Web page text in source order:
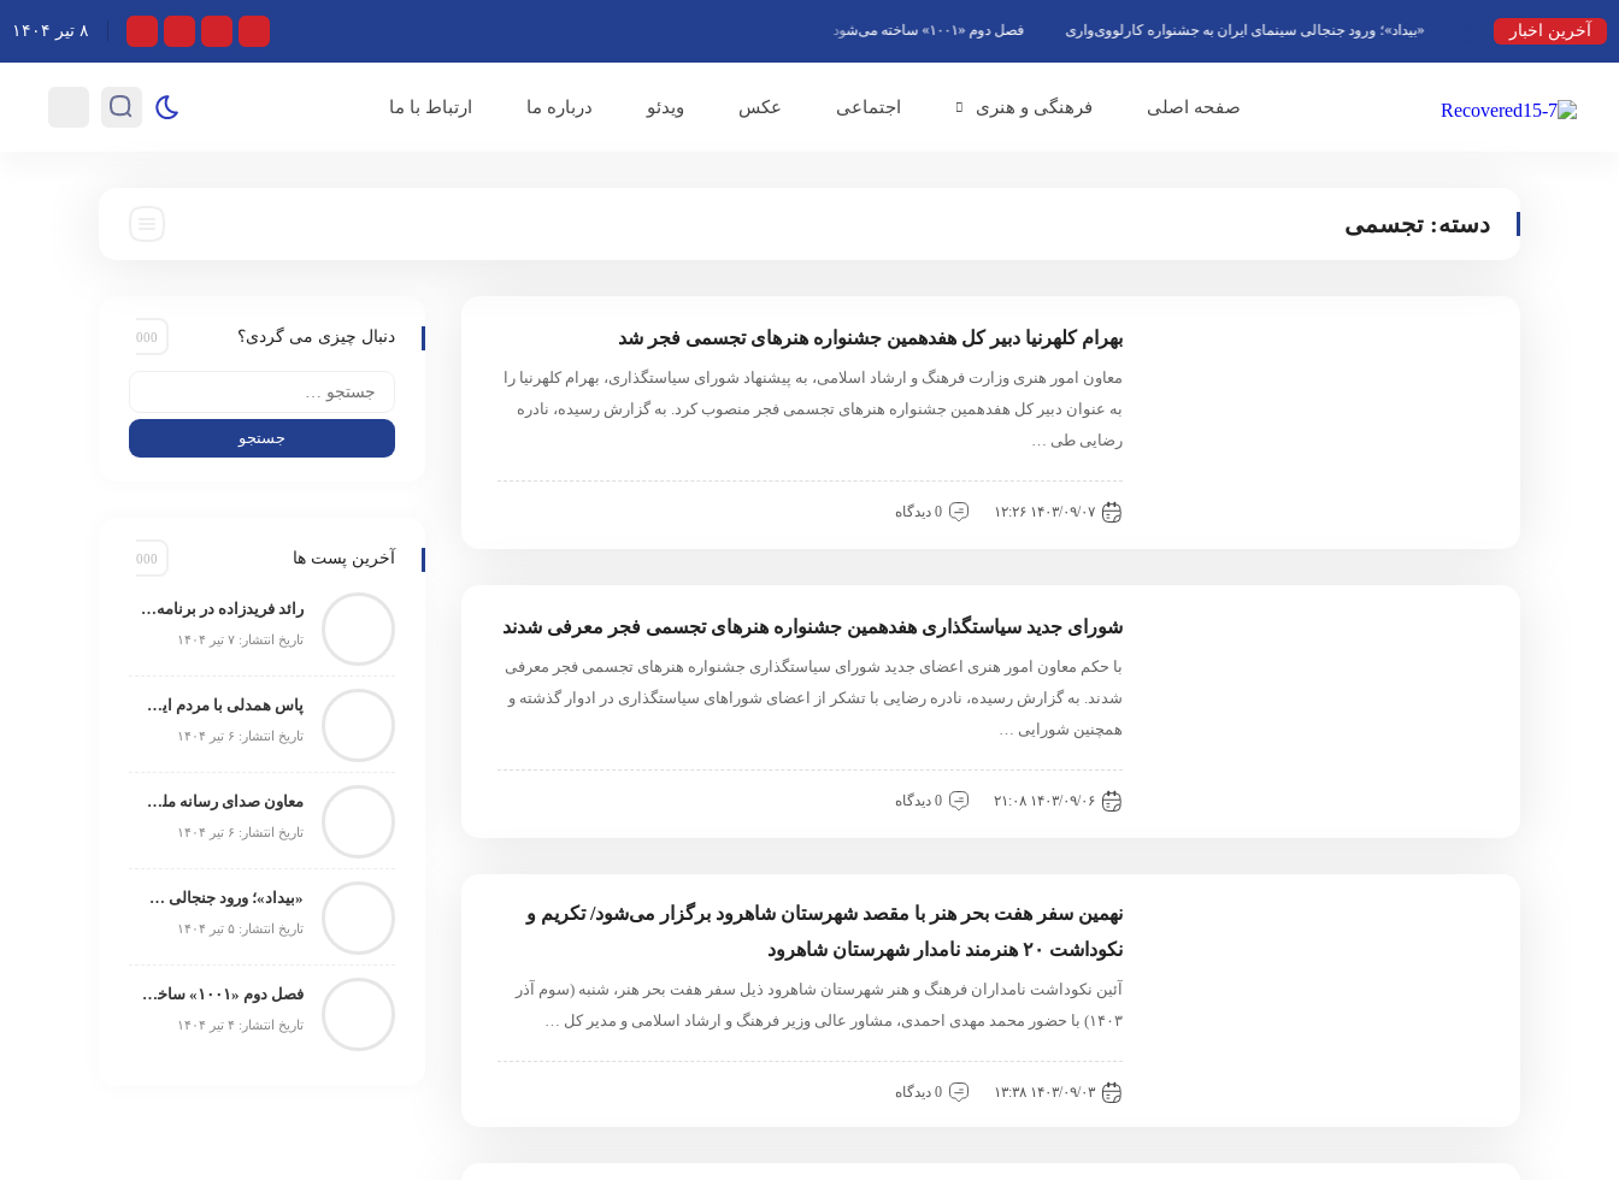
آخرین اخبار «بیداد»؛ ورود جنجالی سینمای ایران به جشنواره کارلووی‌واری فصل دوم «۱۰۰۱» ساخته می‌شود ۸ تیر ۱۴۰۴
صفحه اصلی فرهنگی و هنری اجتماعی عکس ویدئو درباره ما ارتباط با ما
دسته: تجسمی
بهرام کلهرنیا دبیر کل هفدهمین جشنواره هنرهای تجسمی فجر شد
معاون امور هنری وزارت فرهنگ و ارشاد اسلامی، به پیشنهاد شورای سیاستگذاری، بهرام کلهرنیا را
به عنوان دبیر کل هفدهمین جشنواره هنرهای تجسمی فجر منصوب کرد. به گزارش رسیده، نادره
رضایی طی …
۱۴۰۳/۰۹/۰۷ ۱۲:۲۶ 0 دیدگاه
شورای جدید سیاستگذاری هفدهمین جشنواره هنرهای تجسمی فجر معرفی شدند
با حکم معاون امور هنری اعضای جدید شورای سیاستگذاری جشنواره هنرهای تجسمی فجر معرفی
شدند. به گزارش رسیده، نادره رضایی با تشکر از اعضای شوراهای سیاستگذاری در ادوار گذشته و
همچنین شورایی …
۱۴۰۳/۰۹/۰۶ ۲۱:۰۸ 0 دیدگاه
نهمین سفر هفت بحر هنر با مقصد شهرستان شاهرود برگزار می‌شود/ تکریم و
نکوداشت ۲۰ هنرمند نامدار شهرستان شاهرود
آئين نکوداشت نامداران فرهنگ و هنر شهرستان شاهرود ذيل سفر هفت بحر هنر، شنبه (سوم آذر
۱۴۰۳) با حضور محمد مهدی احمدی، مشاور عالی وزير فرهنگ و ارشاد اسلامی و مدير کل …
۱۴۰۳/۰۹/۰۳ ۱۳:۳۸ 0 دیدگاه
دنبال چیزی می گردی؟
آخرین پست ها
رائد فریدزاده در برنامه «هفت» مطرح کرد: هر کسی که برای ایران فیلم بسازد در‌ها به رویش باز است/ دبیر جشنواره فجر به‌زودی اعلام می‌شود
تاریخ انتشار: ۷ تیر ۱۴۰۴
پاس همدلی با مردم ایران؛ اولین اجرای «آداب شکار روباه» رایگان روی صحنه می‌رود
تاریخ انتشار: ۶ تیر ۱۴۰۴
معاون صدای رسانه ملی در افتتاحیه «رادیو محرم» مطرح کرد: رادیو در ایام محرم‌؛ تجلی‌گاه حماسه و معنویت/ پخش هزار و ۱۸۶ ساعت برنامه در ماه محرم
تاریخ انتشار: ۶ تیر ۱۴۰۴
«بیداد»؛ ورود جنجالی سینمای ایران به جشنواره کارلووی‌واری
تاریخ انتشار: ۵ تیر ۱۴۰۴
فصل دوم «۱۰۰۱» ساخته می‌شود
تاریخ انتشار: ۴ تیر ۱۴۰۴